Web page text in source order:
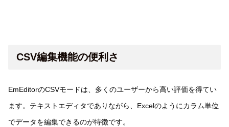
CSV編集機能の便利さ
EmEditorのCSVモードは、多くのユーザーから高い評価を得てい
ます。テキストエディタでありながら、Excelのようにカラム単位
でデータを編集できるのが特徴です。